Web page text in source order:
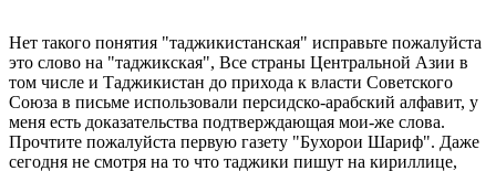
Нет такого понятия "таджикистанская" исправьте пожалуйста
это слово на "таджикская", Все страны Центральной Азии в
том числе и Таджикистан до прихода к власти Советского
Союза в письме использовали персидско-арабский алфавит, у
меня есть доказательства подтверждающая мои-же слова.
Прочтите пожалуйста первую газету "Бухорои Шариф". Даже
сегодня не смотря на то что таджики пишут на кириллице,